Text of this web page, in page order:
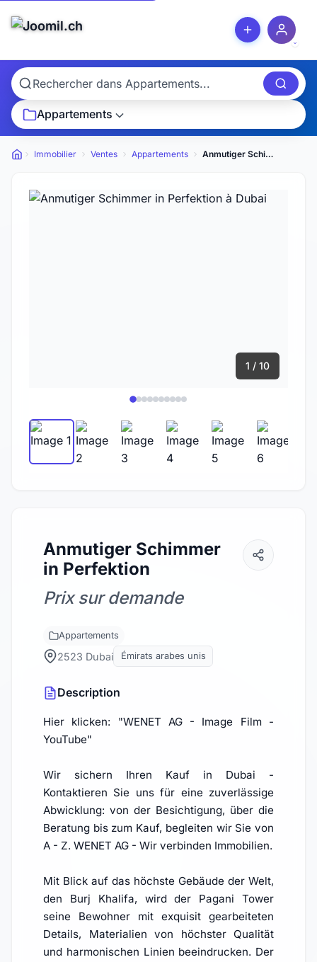
Appartements
Petites annonces
Immobilier Ventes Appartements Anmutiger Schimmer in Perfektion
1 / 10
Anmutiger Schimmer
in Perfektion
Prix sur demande
Appartements
2523 Dubai Émirats arabes unis
Description
Hier klicken: "WENET AG - Image Film -
YouTube"
Wir sichern Ihren Kauf in Dubai -
Kontaktieren Sie uns für eine zuverlässige
Abwicklung: von der Besichtigung, über die
Beratung bis zum Kauf, begleiten wir Sie von
A - Z. WENET AG - Wir verbinden Immobilien.
Mit Blick auf das höchste Gebäude der Welt,
den Burj Khalifa, wird der Pagani Tower
seine Bewohner mit exquisit gearbeiteten
Details, Materialien von höchster Qualität
und harmonischen Linien beeindrucken. Der